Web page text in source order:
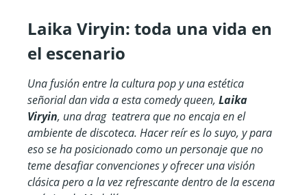
Laika Viryin: toda una vida en
el escenario
Una fusión entre la cultura pop y una estética
señorial dan vida a esta comedy queen, Laika
Viryin, una drag teatrera que no encaja en el
ambiente de discoteca. Hacer reír es lo suyo, y para
eso se ha posicionado como un personaje que no
teme desafiar convenciones y ofrecer una visión
clásica pero a la vez refrescante dentro de la escena